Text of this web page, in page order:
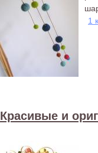
1
Красивые и